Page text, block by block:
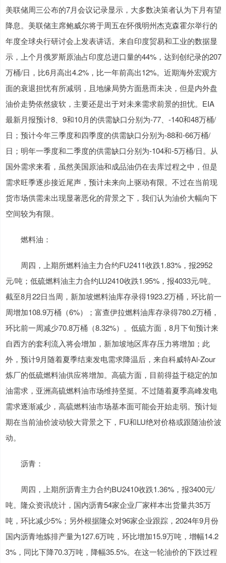
美联储周三公布的7月会议记录显示，大多数决策者认为下月有望
降息。美联储主席鲍威尔将于周五在怀俄明州杰克森霍尔举行的
年度全球央行研讨会上发表讲话。来自印度贸易和工业的数据显
示，上个月俄罗斯原油占印度总进口量的44%，达到创纪录的207
万桶/日，比6月高出4.2%，比一年前高出12%。近期海外宏观方
面的衰退担忧有所减弱，且地缘局势方面悬而未决，但是内外盘
油价走势依然疲软，主要还是出于对未来需求前景的担忧。EIA
最新月报预计8、9和10月的供需缺口分别为-77、-140和48万桶/
日；预计今年三季度和四季度的供需缺口分别为-88和-66万桶/
日；明年一季度和二季度的供需缺口分别为-104和-5万桶/日。从
国外需求来看，虽然美国原油和成品油仍在去库过程之中，但是
需求旺季逐步接近尾声，预计未来向上驱动有限。不过在当前现
货市场供需未出现显著恶化的背景之下，我们认为油价大幅向下
空间较为有限。
燃料油：
周四，上期所燃料油主力合约FU2411收跌1.83%，报2952
元/吨；低硫燃料油主力合约LU2410收跌1.95%，报4033元/吨。
截至8月22日当周，新加坡燃料油库存录得1923.2万桶，环比前一
周增加108.9万桶（6%）；富查伊拉燃料油库存录得780.2万桶，
环比前一周减少70.8万桶（8.32%）。低硫方面，8月下旬预计来
自西方的套利流入将会增加，新加坡地区库存压力将增加；此
外，预计9月随着夏季结束发电需求降温后，来自科威特Al-Zour
炼厂的低硫燃料油供应将增加。高硫方面，目前得益于稳定的加
油需求，亚洲高硫燃料油市场维持坚挺。不过随着夏季高峰发电
需求逐渐减少，高硫燃料油市场基本面可能会开始走弱。预计短
期在当前油价波动较大背景之下，FU和LU绝对价格或跟随油价波
动。
沥青：
周四，上期所沥青主力合约BU2410收跌1.36%，报3400元/
吨。隆众资讯统计，国内沥青54家企业厂家样本出货量共35万
吨，环比减少5%；另外根据隆众对96家企业跟踪，2024年9月份
国内沥青地炼排产量为127.6万吨，环比增加15.9万吨，增幅14.2
3%，同比下降70.3万吨，降幅35.5%。在这一轮油价的下跌过程